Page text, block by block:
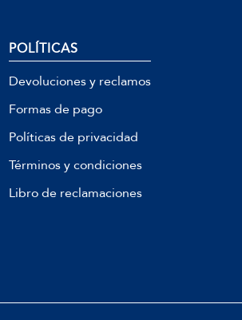
POLÍTICAS
Devoluciones y reclamos
Formas de pago
Políticas de privacidad
Términos y condiciones
Libro de reclamaciones